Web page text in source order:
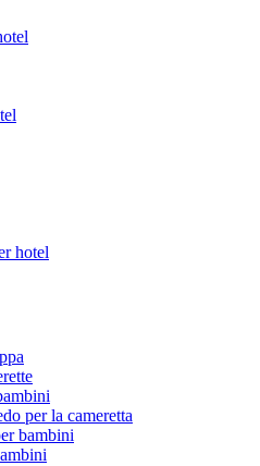
hotel
per la cameretta
bambini